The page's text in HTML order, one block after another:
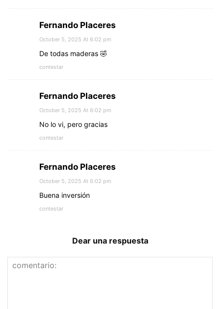
Fernando Placeres
October 5, 2025 At 6:02 pm
De todas maderas 🤣
contestar
Fernando Placeres
October 5, 2025 At 6:02 pm
No lo vi, pero gracias
contestar
Fernando Placeres
October 5, 2025 At 6:02 pm
Buena inversión
contestar
Dear una respuesta